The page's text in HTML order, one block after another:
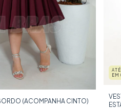
(ACOMPANHA CINTO)
EM